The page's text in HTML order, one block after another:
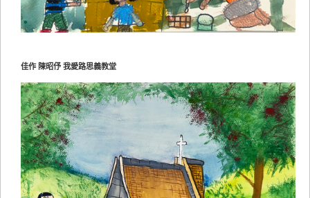
佳作 陳昭伃 我愛路思義教堂